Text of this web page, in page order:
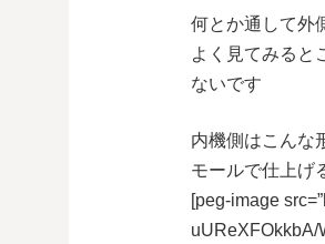
何とか通して外
よく見てみると
ないです
内機側はこんな
モールで仕上げ
[peg-image